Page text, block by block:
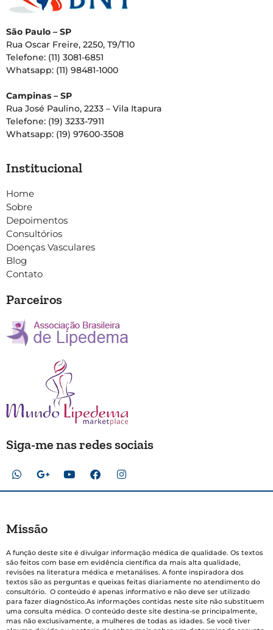
São Paulo – SP
Rua Oscar Freire, 2250, T9/T10
Telefone: (11) 3081-6851
Whatsapp: (11) 98481-1000
Campinas – SP
Rua José Paulino, 2233 – Vila Itapura
Telefone: (19) 3233-7911
Whatsapp: (19) 97600-3508
Institucional
Home
Sobre
Depoimentos
Consultórios
Doenças Vasculares
Blog
Contato
Parceiros
Siga-me nas redes sociais
Missão
A função deste site é divulgar informação médica de qualidade. Os textos
são feitos com base em evidência científica da mais alta qualidade,
revisões na literatura médica e metanálises. A fonte inspiradora dos
textos são as perguntas e queixas feitas diariamente no atendimento do
consultório. O conteúdo é apenas informativo e não deve ser utilizado
para fazer diagnóstico.As informações contidas neste site não substituem
uma consulta médica. O conteúdo deste site destina-se principalmente,
mas não exclusivamente, a mulheres de todas as idades. Se você tiver